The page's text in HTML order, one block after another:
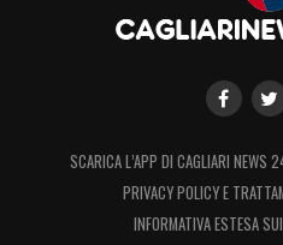
SCARICA L’APP DI CAGLIARI NEWS
PRIVACY POLICY E
INFORMATIVA ESTESA